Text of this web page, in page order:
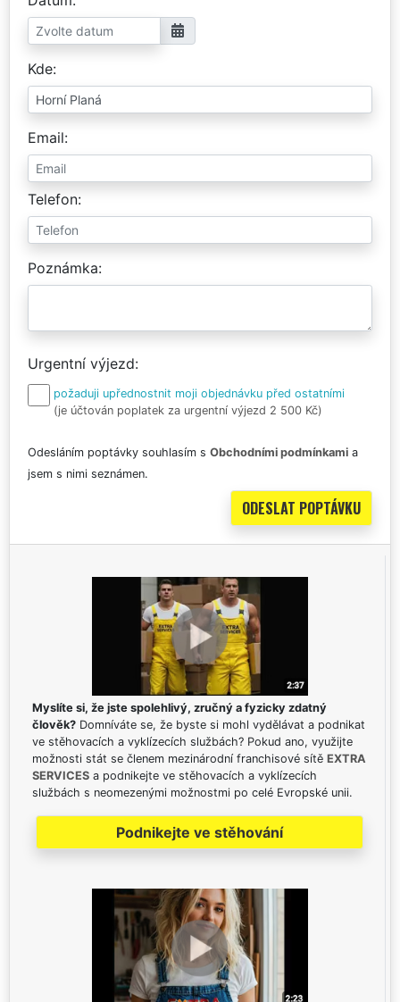
Kde
Email
Telefon
Poznámka
Urgentní výjezd
požaduji upřednostnit moji objednávku před ostatními
(je účtován poplatek za urgentní výjezd 2 500 Kč)
Odesláním poptávky souhlasím s Obchodními podmínkami a
jsem s nimi seznámen.
Myslíte si, že jste spolehlivý, zručný a fyzicky zdatný
člověk? Domníváte se, že byste si mohl vydělávat a podnikat
ve stěhovacích a vyklízecích službách? Pokud ano, využijte
možnosti stát se členem mezinárodní franchisové sítě EXTRA
SERVICES a podnikejte ve stěhovacích a vyklízecích
službách s neomezenými možnostmi po celé Evropské unii.
Podnikejte ve stěhování